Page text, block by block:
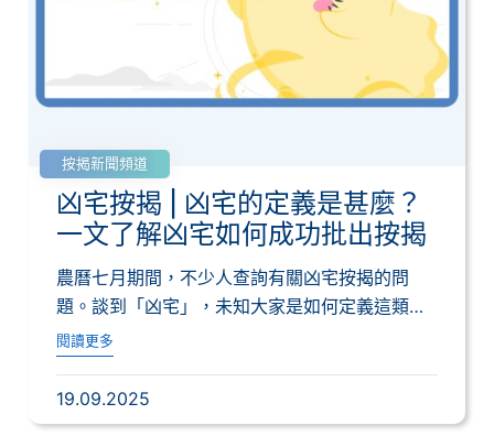
按揭新聞頻道
凶宅按揭 | 凶宅的定義是甚麼？
一文了解凶宅如何成功批出按揭
農曆七月期間，不少人查詢有關凶宅按揭的問
題。談到「凶宅」，未知大家是如何定義這類單
位？其實...
閱讀更多
19.09.2025